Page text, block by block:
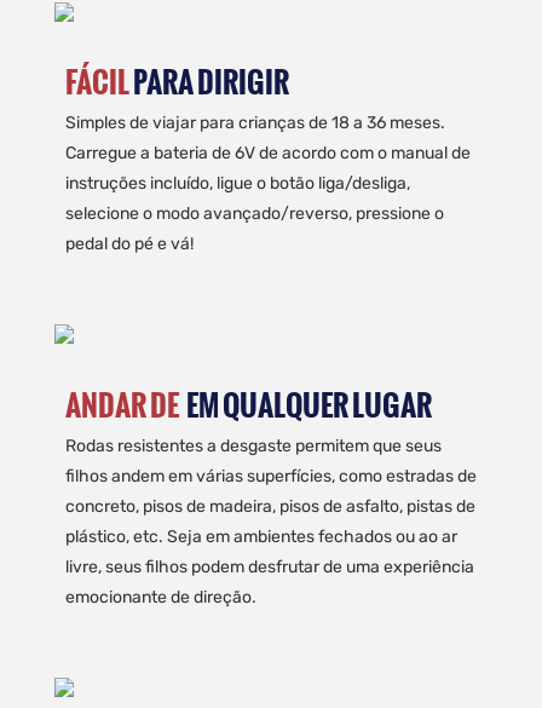
FÁCILPARA DIRIGIR
Simples de viajar para crianças de 18 a 36 meses.
Carregue a bateria de 6V de acordo com o manual de
instruções incluído, ligue o botão liga/desliga,
selecione o modo avançado/reverso, pressione o
pedal do pé e vá!
ANDAR DEEM QUALQUER LUGAR
Rodas resistentes a desgaste permitem que seus
filhos andem em várias superfícies, como estradas de
concreto, pisos de madeira, pisos de asfalto, pistas de
plástico, etc. Seja em ambientes fechados ou ao ar
livre, seus filhos podem desfrutar de uma experiência
emocionante de direção.